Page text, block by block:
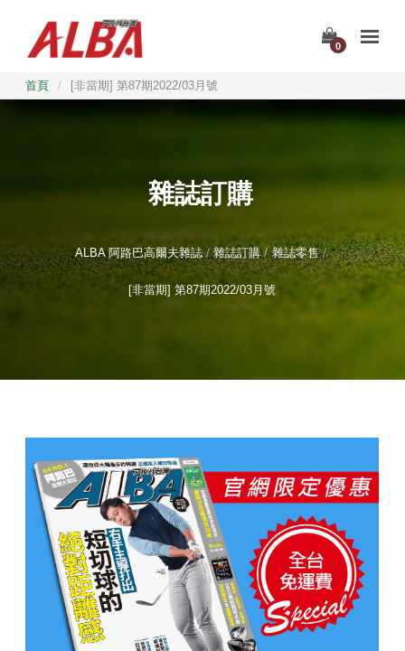
0
首頁 / [非當期] 第87期2022/03月號
雜誌訂購
ALBA 阿路巴高爾夫雜誌 雜誌訂購 雜誌零售
[非當期] 第87期2022/03月號